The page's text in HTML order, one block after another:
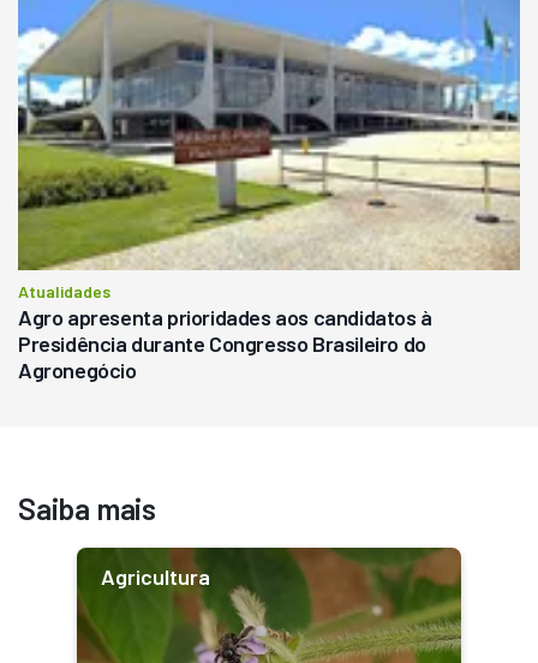
Atualidades
Agro apresenta prioridades aos candidatos à
Presidência durante Congresso Brasileiro do
Agronegócio
Saiba mais
Agricultura